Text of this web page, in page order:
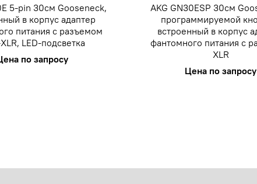
5-pin 30см Gooseneck,
в корпус адаптер
питания с разъемом
LED-подсветка
по запросу
AKG GN30ESP 30см
программируемой
встроенный в корпус
фантомного питания с
XLR
Цена по запросу